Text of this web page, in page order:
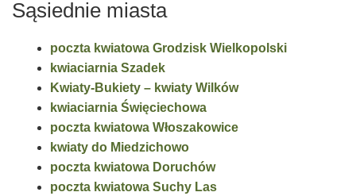
Sąsiednie miasta
poczta kwiatowa Grodzisk Wielkopolski
kwiaciarnia Szadek
Kwiaty-Bukiety – kwiaty Wilków
kwiaciarnia Święciechowa
poczta kwiatowa Włoszakowice
kwiaty do Miedzichowo
poczta kwiatowa Doruchów
poczta kwiatowa Suchy Las